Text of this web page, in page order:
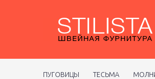
ПУГОВИЦЫ ТЕСЬМА